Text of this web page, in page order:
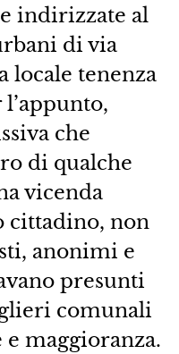
indirizzate al
di via
locale tenenza
che
di qualche
vicenda
cittadino, non
anonimi e
presunti
comunali
maggioranza.